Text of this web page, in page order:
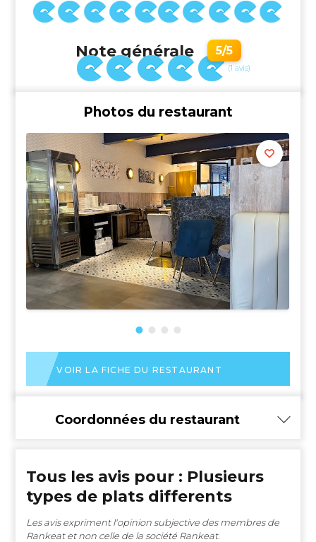
Note générale 5/5
(1 avis)
Photos du restaurant
VOIR LA FICHE DU RESTAURANT
Coordonnées du restaurant
Tous les avis pour : Plusieurs
types de plats differents
Les avis expriment l'opinion subjective des membres de
Rankeat et non celle de la société Rankeat.